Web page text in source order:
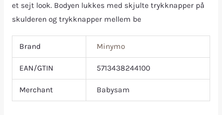
et sejt look. Bodyen lukkes med skjulte trykknapper på
skulderen og trykknapper mellem be
Brand Minymo
EAN/GTIN 5713438244100
Merchant Babysam